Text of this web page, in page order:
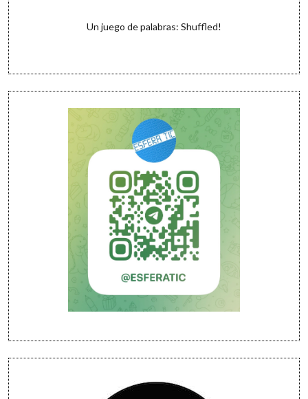
Un juego de palabras: Shuffled!